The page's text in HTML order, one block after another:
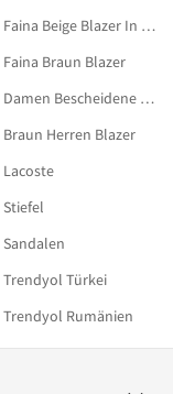
Faina Beige Blazer In Übergröße
Faina Braun Blazer
Damen Bescheidene Blazer
Braun Herren Blazer
Lacoste
Stiefel
Sandalen
Trendyol Türkei
Trendyol Rumänien